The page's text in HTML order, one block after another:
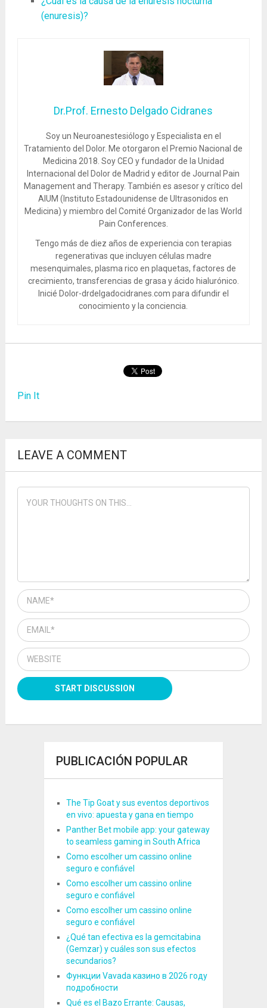
(enuresis)?
Dr.Prof. Ernesto Delgado Cidranes
Soy un Neuroanestesiólogo y Especialista en el
Tratamiento del Dolor. Me otorgaron el Premio Nacional de
Medicina 2018. Soy CEO y fundador de la Unidad
Internacional del Dolor de Madrid y editor de Journal Pain
Management and Therapy. También es asesor y crítico del
AIUM (Instituto Estadounidense de Ultrasonidos en
Medicina) y miembro del Comité Organizador de las World
Pain Conferences.
Tengo más de diez años de experiencia con terapias
regenerativas que incluyen células madre
mesenquimales, plasma rico en plaquetas, factores de
crecimiento, transferencias de grasa y ácido hialurónico.
Inicié Dolor-drdelgadocidranes.com para difundir el
conocimiento y la conciencia.
Pin It
LEAVE A COMMENT
PUBLICACIÓN POPULAR
The Tip Goat y sus eventos deportivos
en vivo: apuesta y gana en tiempo
Panther Bet mobile app: your gateway
to seamless gaming in South Africa
Como escolher um cassino online
seguro e confiável
Como escolher um cassino online
seguro e confiável
Como escolher um cassino online
seguro e confiável
¿Qué tan efectiva es la gemcitabina
(Gemzar) y cuáles son sus efectos
secundarios?
Функции Vavada казино в 2026 году
подробности
Qué es el Bazo Errante: Causas,